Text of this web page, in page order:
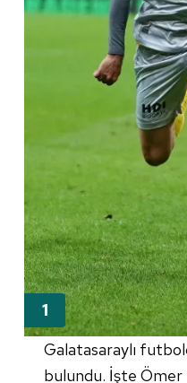
Galatasaraylı
bulundu. İşte Ömer